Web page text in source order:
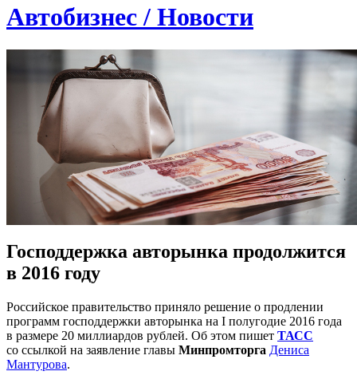
Автобизнес / Новости
Господдержка авторынка продолжится
в 2016 году
Российское правительство приняло решение о продлении
программ господдержки авторынка на I полугодие 2016 года
в размере 20 миллиардов рублей. Об этом пишет ТАСС
со ссылкой на заявление главы Минпромторга Дениса
Мантурова.